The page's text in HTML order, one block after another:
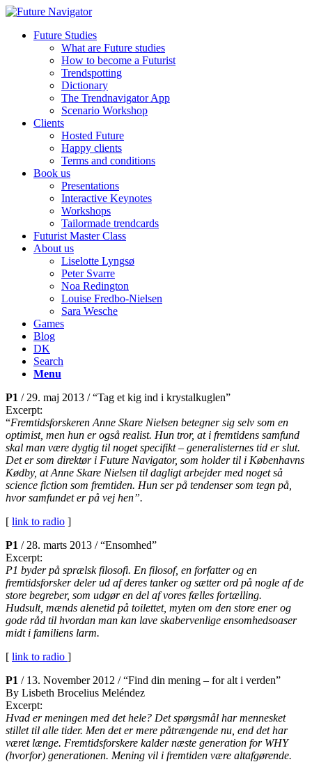
Future Studies
What are Future studies
How to become a Futurist
Trendspotting
Dictionary
The Trendnavigator App
Scenario Workshop
Clients
Hosted Future
Happy clients
Terms and conditions
Book us
Presentations
Interactive Keynotes
Workshops
Tailormade trendcards
Futurist Master Class
About us
Liselotte Lyngsø
Peter Svarre
Noa Redington
Louise Fredbo-Nielsen
Sara Wesche
Games
Blog
DK
Search
Menu
P1 / 29. maj 2013 / “Tag et kig ind i krystalkuglen”
Excerpt:
“Fremtidsforskeren Anne Skare Nielsen betegner sig selv som en
optimist, men hun er også realist. Hun tror, at i fremtidens samfund
skal man være dygtig til noget specifikt – generalisternes tid er slut.
Det er som direktør i Future Navigator, som holder til i Københavns
Kødby, at Anne Skare Nielsen til dagligt arbejder med noget så
science fiction som fremtiden. Hun ser på tendenser som tegn på,
hvor samfundet er på vej hen”.
[ link to radio ]
P1 / 28. marts 2013 / “Ensomhed”
Excerpt:
P1 byder på sprælsk filosofi. En filosof, en forfatter og en
fremtidsforsker deler ud af deres tanker og sætter ord på nogle af de
store begreber, som udgør en del af vores fælles fortælling.
Hudsult, mænds alenetid på toilettet, myten om den store ener og
gode råd til hvordan man kan lave skabervenlige ensomhedsoaser
midt i familiens larm.
[ link to radio ]
P1 / 13. November 2012 / “Find din mening – for alt i verden”
By Lisbeth Brocelius Meléndez
Excerpt:
Hvad er meningen med det hele? Det spørgsmål har mennesket
stillet til alle tider. Men det er mere påtrængende nu, end det har
været længe. Fremtidsforskere kalder næste generation for WHY
(hvorfor) generationen. Mening vil i fremtiden være altafgørende.